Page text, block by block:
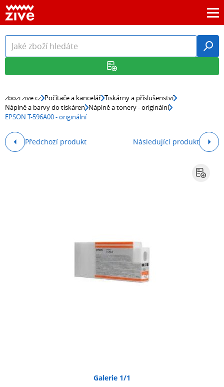
zbozi.zive.cz Počítače a kancelář Tiskárny a příslušenství
Náplně a barvy do tiskáren Náplně a tonery - originální
EPSON T-596A00 - originální
Předchozí produkt Následující produkt
Galerie 1/1